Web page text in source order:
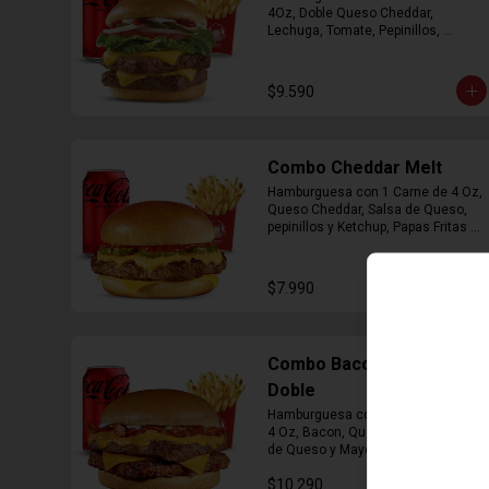
4Oz, Doble Queso Cheddar,
Lechuga, Tomate, Pepinillos,
$9.590
Combo Cheddar Melt
Hamburguesa con 1 Carne de 4 Oz,
Queso Cheddar, Salsa de Queso,
pepinillos y Ketchup, Papas Fritas
$7.990
Combo Bacon Cheddar
Doble
Hamburguesa con Doble Carne de
4 Oz, Bacon, Queso Cheddar, Salsa
de Queso y Mayonesa, Papas Fritas
$10.290